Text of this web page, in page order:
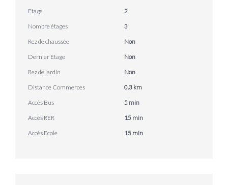
Etage
2
Nombre étages
3
Rez de chaussée
Non
Dernier Etage
Non
Rez de jardin
Non
Distance Commerces
0.3 km
Accès Bus
5 min
Accès RER
15 min
Accès Ecole
15 min